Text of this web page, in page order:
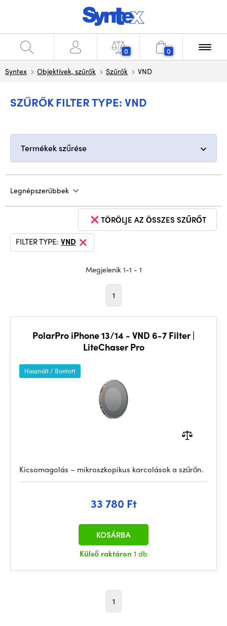
0 0
Syntex Objektívek, szűrők Szűrők VND
SZŰRŐK FILTER TYPE: VND
Termékek szűrése
Legnépszerűbbek
TÖRÖLJE AZ ÖSSZES SZŰRŐT
FILTER TYPE: VND
Megjelenik 1-1 - 1
1
PolarPro iPhone 13/14 - VND 6-7 Filter |
LiteChaser Pro
Használt / Bontott
Kicsomagolás – mikroszkopikus karcolások a szűrőn.
33 780 Ft
Külső raktáron 1 db
KOSÁRBA
1